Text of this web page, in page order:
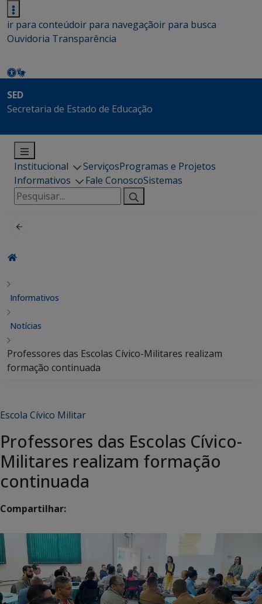
ir para conteúdoir para navegaçãoir para busca
Ouvidoria Transparência
SED
Secretaria de Estado de Educação
Institucional ServiçosProgramas e Projetos
Informativos
Fale ConoscoSistemas
Pesquisar
por:
Informativos
Notícias
Professores das Escolas Cívico-Militares realizam
formação continuada
Escola Cívico Militar
Professores das Escolas Cívico-
Militares realizam formação
continuada
Compartilhar: